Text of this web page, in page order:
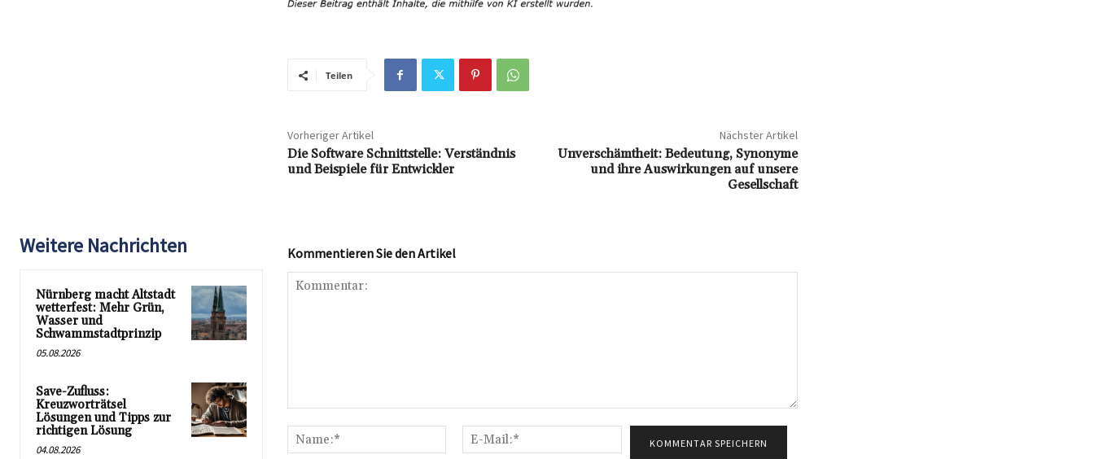
Teilen
Vorheriger Artikel
Die Software Schnittstelle: Verständnis
und Beispiele für Entwickler
Nächster Artikel
Unverschämtheit: Bedeutung, Synonyme
und ihre Auswirkungen auf unsere
Gesellschaft
Weitere Nachrichten
Nürnberg macht Altstadt
wetterfest: Mehr Grün,
Wasser und
Schwammstadtprinzip
05.08.2026
Save-Zufluss:
Kreuzworträtsel
Lösungen und Tipps zur
richtigen Lösung
04.08.2026
Kommentieren Sie den Artikel
Name:*
Mail:*